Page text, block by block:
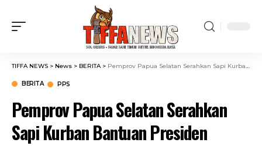
TIFFA NEWS > News > BERITA> Pemprov Papua Selatan Serahkan Sapi Kurban Bantuan Presiden
BERITA PPS
Pemprov Papua Selatan Serahkan
Sapi Kurban Bantuan Presiden